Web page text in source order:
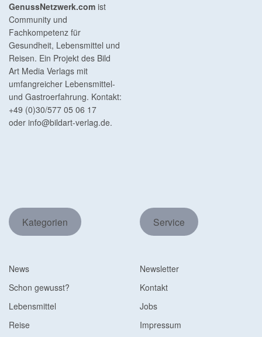
GenussNetzwerk.com ist
Community und
Fachkompetenz für
Gesundheit, Lebensmittel und
Reisen. Ein Projekt des Bild
Art Media Verlags mit
umfangreicher Lebensmittel-
und Gastroerfahrung. Kontakt:
+49 (0)30/577 05 06 17
oder info@bildart-verlag.de.
Kategorien
News
Schon gewusst?
Lebensmittel
Reise
Service
Newsletter
Kontakt
Jobs
Impressum